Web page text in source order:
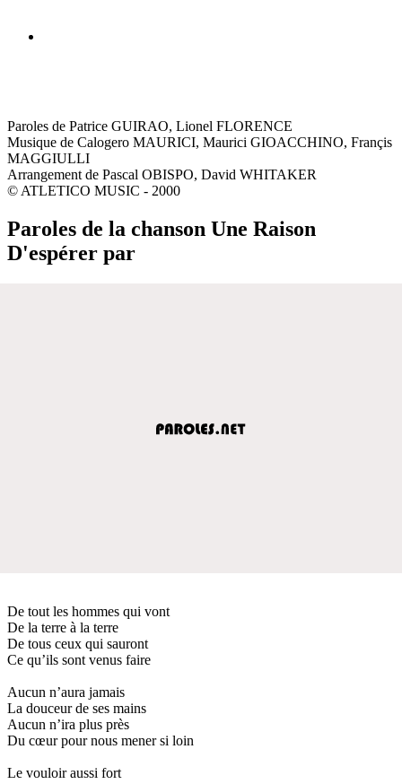
Paroles de Patrice GUIRAO, Lionel FLORENCE
Musique de Calogero MAURICI, Maurici GIOACCHINO, Françis
MAGGIULLI
Arrangement de Pascal OBISPO, David WHITAKER
© ATLETICO MUSIC - 2000
Paroles de la chanson Une Raison
D'espérer par
De tout les hommes qui vont
De la terre à la terre
De tous ceux qui sauront
Ce qu’ils sont venus faire
Aucun n’aura jamais
La douceur de ses mains
Aucun n’ira plus près
Du cœur pour nous mener si loin
Le vouloir aussi fort